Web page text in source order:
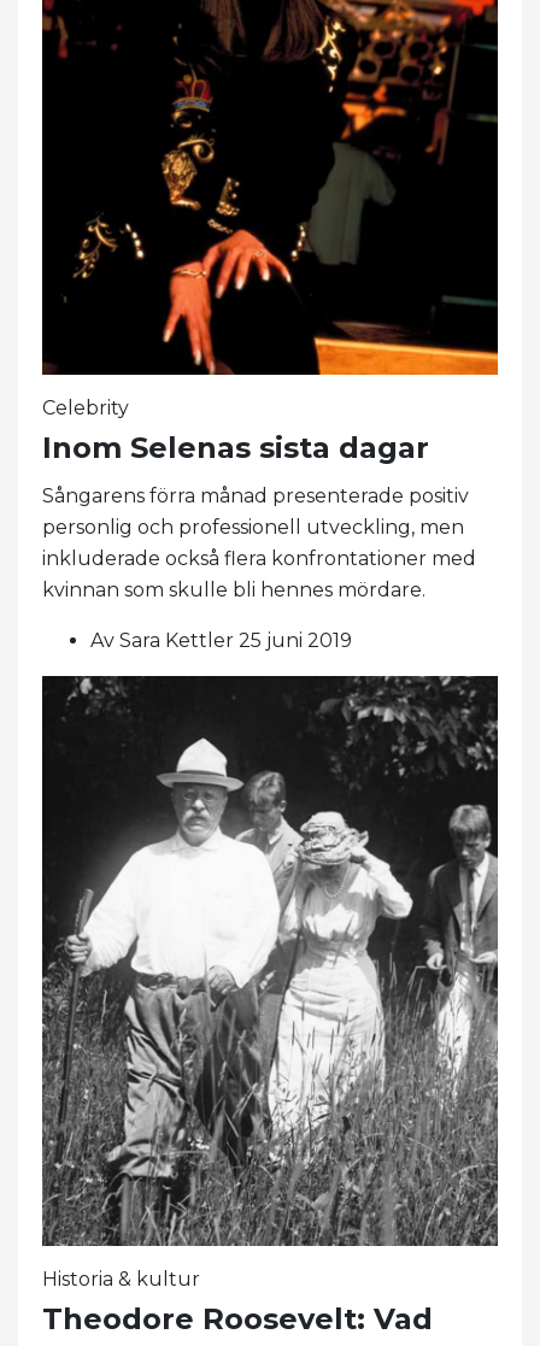
Celebrity
Inom Selenas sista dagar
Sångarens förra månad presenterade positiv
personlig och professionell utveckling, men
inkluderade också flera konfrontationer med
kvinnan som skulle bli hennes mördare.
Av Sara Kettler 25 juni 2019
Historia & kultur
Theodore Roosevelt: Vad